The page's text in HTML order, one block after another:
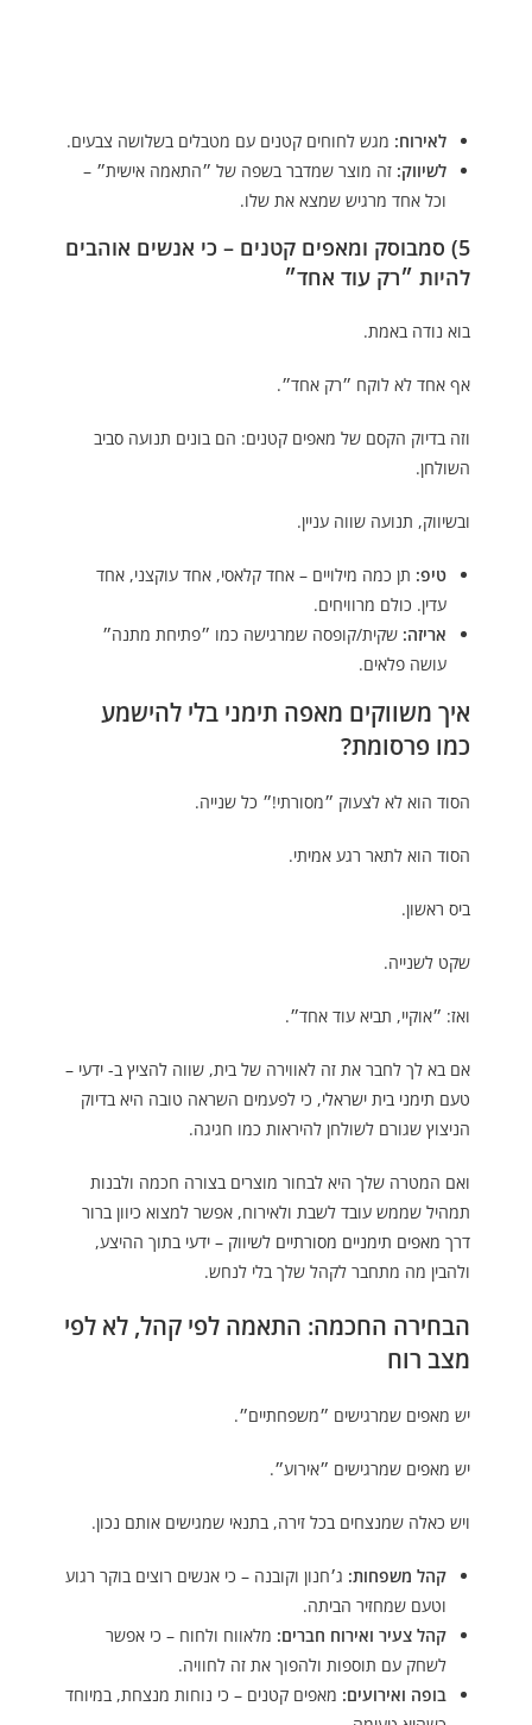
לאירוח: מגש לחוחים קטנים עם מטבלים בשלושה צבעים.
לשיווק: זה מוצר שמדבר בשפה של ״התאמה אישית״ –
וכל אחד מרגיש שמצא את שלו.
5) סמבוסק ומאפים קטנים – כי אנשים אוהבים
להיות ״רק עוד אחד״
בוא נודה באמת.
אף אחד לא לוקח ״רק אחד״.
וזה בדיוק הקסם של מאפים קטנים: הם בונים תנועה סביב
השולחן.
ובשיווק, תנועה שווה עניין.
טיפ: תן כמה מילויים – אחד קלאסי, אחד עוקצני, אחד
עדין. כולם מרוויחים.
אריזה: שקית/קופסה שמרגישה כמו ״פתיחת מתנה״
עושה פלאים.
איך משווקים מאפה תימני בלי להישמע
כמו פרסומת?
הסוד הוא לא לצעוק ״מסורתי!״ כל שנייה.
הסוד הוא לתאר רגע אמיתי.
ביס ראשון.
שקט לשנייה.
ואז: ״אוקיי, תביא עוד אחד״.
אם בא לך לחבר את זה לאווירה של בית, שווה להציץ ב-ידעי –
טעם תימני בית ישראלי, כי לפעמים השראה טובה היא בדיוק
הניצוץ שגורם לשולחן להיראות כמו חגיגה.
ואם המטרה שלך היא לבחור מוצרים בצורה חכמה ולבנות
תמהיל שממש עובד לשבת ולאירוח, אפשר למצוא כיוון ברור
דרך מאפים תימניים מסורתיים לשיווק – ידעי בתוך ההיצע,
ולהבין מה מתחבר לקהל שלך בלי לנחש.
הבחירה החכמה: התאמה לפי קהל, לא לפי
מצב רוח
יש מאפים שמרגישים ״משפחתיים״.
יש מאפים שמרגישים ״אירוע״.
ויש כאלה שמנצחים בכל זירה, בתנאי שמגישים אותם נכון.
קהל משפחות: ג׳חנון וקובנה – כי אנשים רוצים בוקר רגוע
וטעם שמחזיר הביתה.
קהל צעיר ואירוח חברים: מלאווח ולחוח – כי אפשר
לשחק עם תוספות ולהפוך את זה לחוויה.
בופה ואירועים: מאפים קטנים – כי נוחות מנצחת, במיוחד